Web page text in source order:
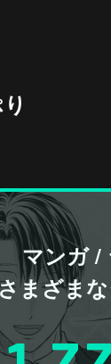
マンガ /
まざま